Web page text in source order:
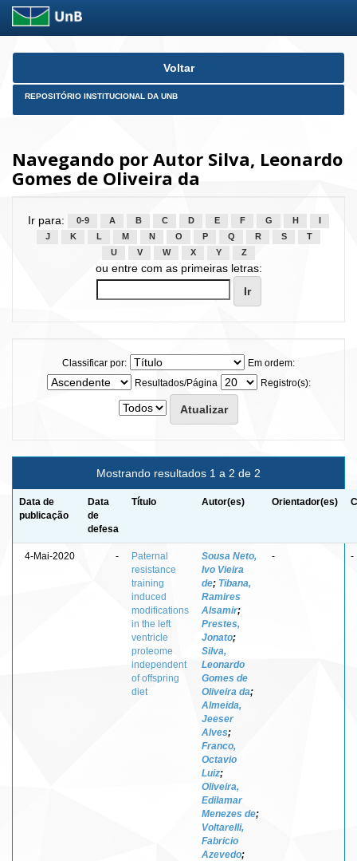
Skip
Voltar
REPOSITÓRIO INSTITUCIONAL DA UNB
Navegando por Autor Silva, Leonardo
Gomes de Oliveira da
Ir para: 0-9 A B C D E F G H
J
K L M N O P Q R S
T
U
V W X Y Z
ou entre com as primeiras letras:
Classificar por:
Em ordem:
Resultados/Página
Registro(s):
Mostrando resultados 1 a 2 de 2
Data de
publicação
Data
de
defesa
Título Autor(es) Orientador(es)
4-Mai-2020 -
Paternal
resistance
training
induced
modifications
in the left
ventricle
proteome
independent
of offspring
diet
Sousa Neto,
Ivo Vieira
de; Tibana,
Ramires
Alsamir;
Prestes,
Jonato;
Silva,
Leonardo
Gomes de
Oliveira da;
Almeida,
Jeeser
Alves;
Franco,
Octavio
Luiz;
Oliveira,
Edilamar
Menezes de;
Voltarelli,
Fabricio
Azevedo;
- -